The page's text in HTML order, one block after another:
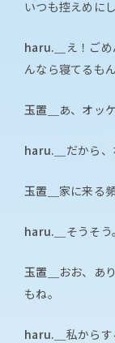
いつも控えめにし
haru.＿
え！ご
んなら寝てるも
玉置＿ あ、オッ
haru.＿ だから
玉置＿ 家に来る
haru.＿ そうそ
玉置＿
おお、あ
もね。
haru.＿ 私から